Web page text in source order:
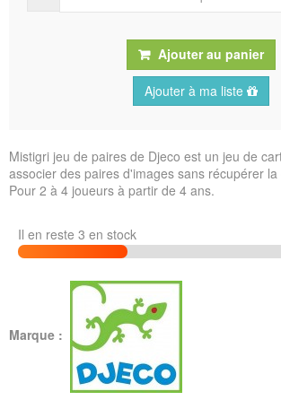
Ajouter au panier
Ajouter à ma liste
Mistigri jeu de paires de Djeco est un jeu de
associer des paires d'images sans récupérer la
Pour 2 à 4 joueurs à partir de 4 ans.
Il en reste 3 en stock
Marque :